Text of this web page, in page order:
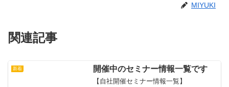
MIYUKI
関連記事
新着 開催中のセミナー情報一覧です
【自社開催セミナー情報一覧】